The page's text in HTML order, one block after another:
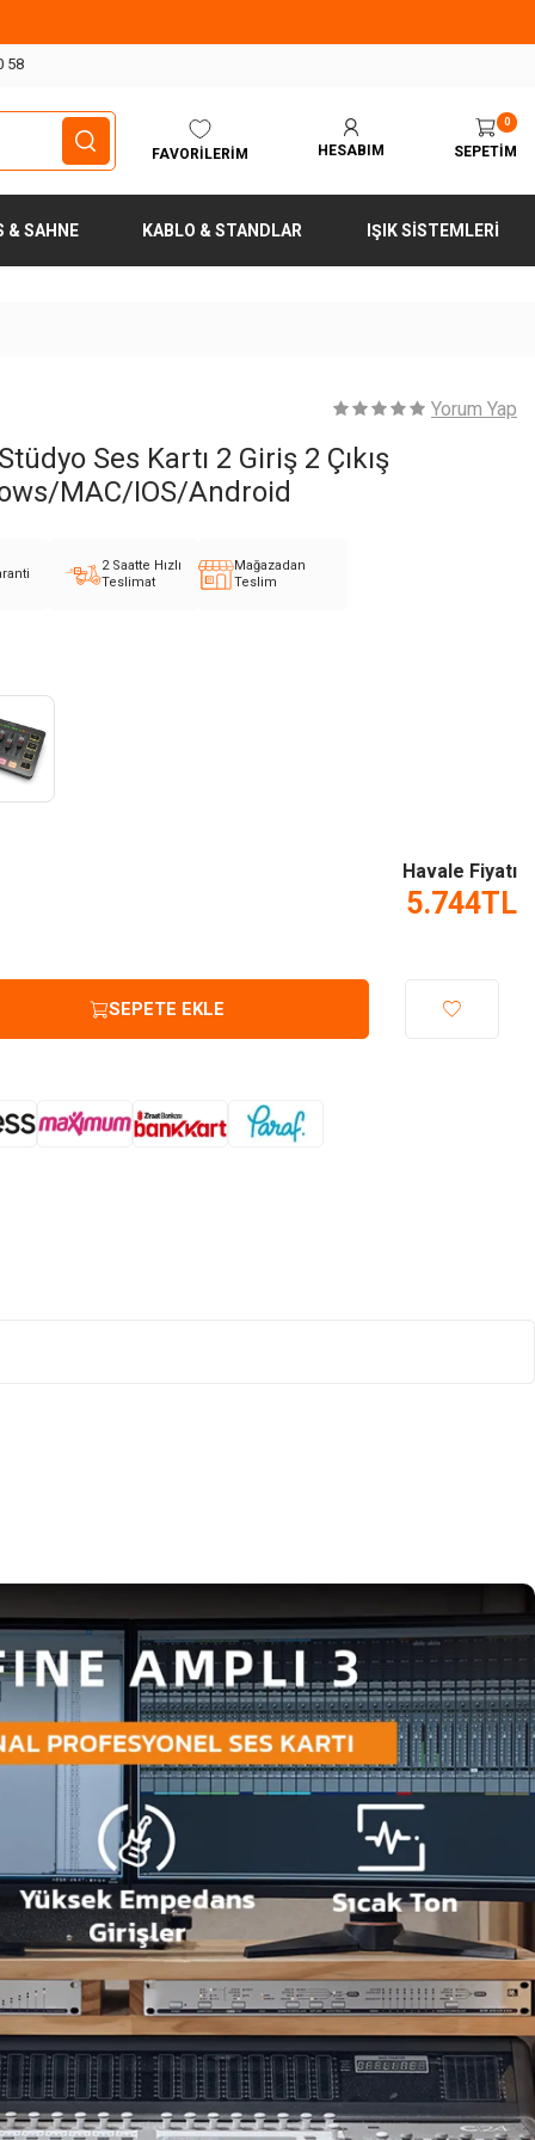
58
FAVORILERIM HESABIM
0
SEPETIM
& SAHNE KABLO & STANDLAR IŞIK SISTEMLERI
Yorum Yap
Ses Kartı 2 Giriş 2 Çıkış
MAC/IOS/Android
2 Saatte Hızlı
Teslimat
Mağazadan
Teslim
Havale Fiyatı
5.744TL
SEPETE EKLE